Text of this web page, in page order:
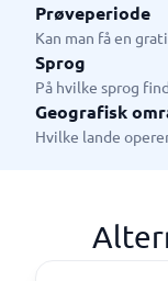
Prøveperiode
Kan man få en
Sprog
På hvilke sprog
Geografisk
Hvilke lande